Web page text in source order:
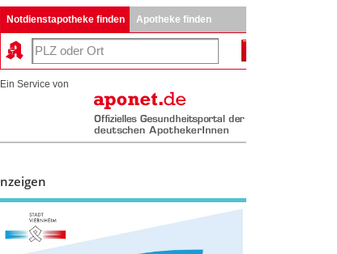
Notdienstapotheke finden Apotheke finden
Ein Service von